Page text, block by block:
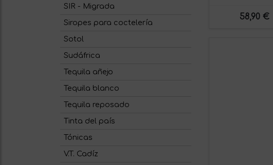
SIR - Migrada
Siropes para coctelería
Sotol
Sudáfrica
Tequila añejo
Tequila blanco
Tequila reposado
Tinta del país
Tónicas
V.T. Cadíz
58,90 €